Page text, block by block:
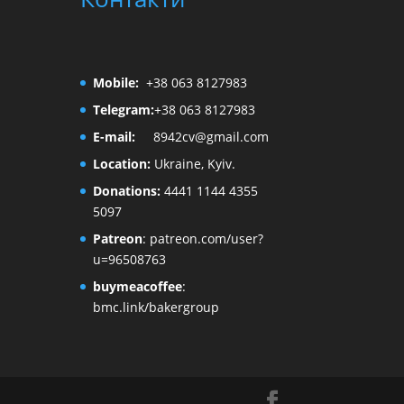
Mobile:+38 063 8127983
Telegram:+38 063 8127983
E-mail:
8942cv@gmail.com
Location: Ukraine, Kyiv.
Donations: 4441 1144 4355
5097
Patreon: patreon.com/user?
u=96508763
buymeacoffee:
bmc.link/bakergroup